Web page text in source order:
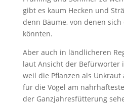
gibt es kaum Hecken und
denn Bäume, von denen
könnten.
Aber auch in ländlicheren
laut Ansicht der Befürworter
weil die Pflanzen als
für die Vögel am
der Ganzjahresfütterung